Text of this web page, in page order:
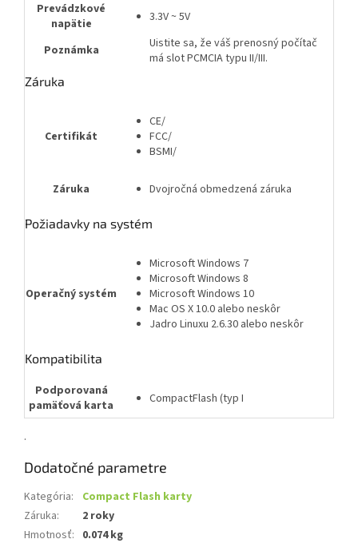
Prevádzkové
napätie
3.3V ~ 5V
Poznámka
Uistite sa, že váš prenosný počítač
má slot PCMCIA typu II/III.
Záruka
Certifikát
CE/
FCC/
BSMI/
Záruka Dvojročná obmedzená záruka
Požiadavky na systém
Operačný systém
Microsoft Windows 7
Microsoft Windows 8
Microsoft Windows 10
Mac OS X 10.0 alebo neskôr
Jadro Linuxu 2.6.30 alebo neskôr
Kompatibilita
Podporovaná
pamäťová karta
CompactFlash (typ I
.
Dodatočné parametre
Kategória:
Compact Flash karty
Záruka:
2 roky
Hmotnosť: 0.074 kg